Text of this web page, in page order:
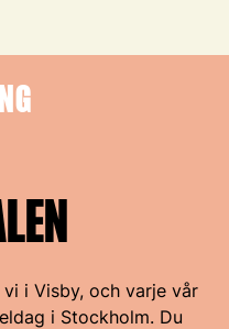
i Visby, och varje vår
i Stockholm. Du